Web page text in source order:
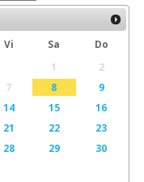
Vi Sa
Do
1
2
7 8
9
14 15
16
21 22
23
28 29
30